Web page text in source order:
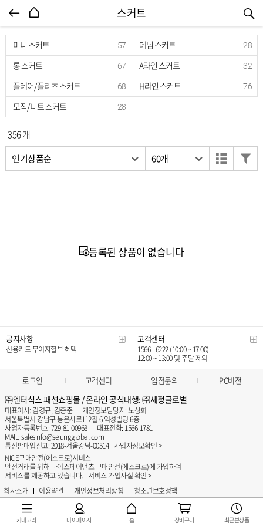
엔터식스몰 - 패션&라이프스타일몰
카테고리 마이페이지 홈 장바구니 최근본상품